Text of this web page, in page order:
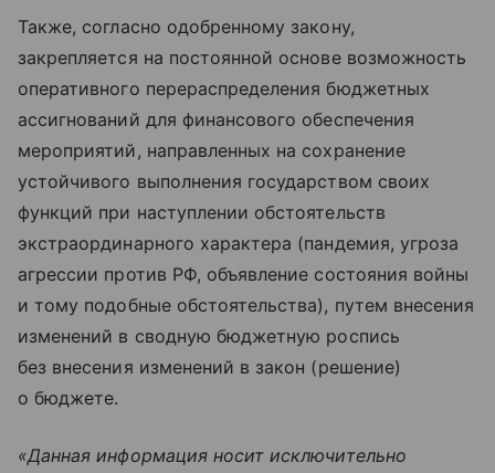
Также, согласно одобренному закону,
закрепляется на постоянной основе возможность
оперативного перераспределения бюджетных
ассигнований для финансового обеспечения
мероприятий, направленных на сохранение
устойчивого выполнения государством своих
функций при наступлении обстоятельств
экстраординарного характера (пандемия, угроза
агрессии против РФ, объявление состояния войны
и тому подобные обстоятельства), путем внесения
изменений в сводную бюджетную роспись
без внесения изменений в закон (решение)
о бюджете.
«Данная информация носит исключительно